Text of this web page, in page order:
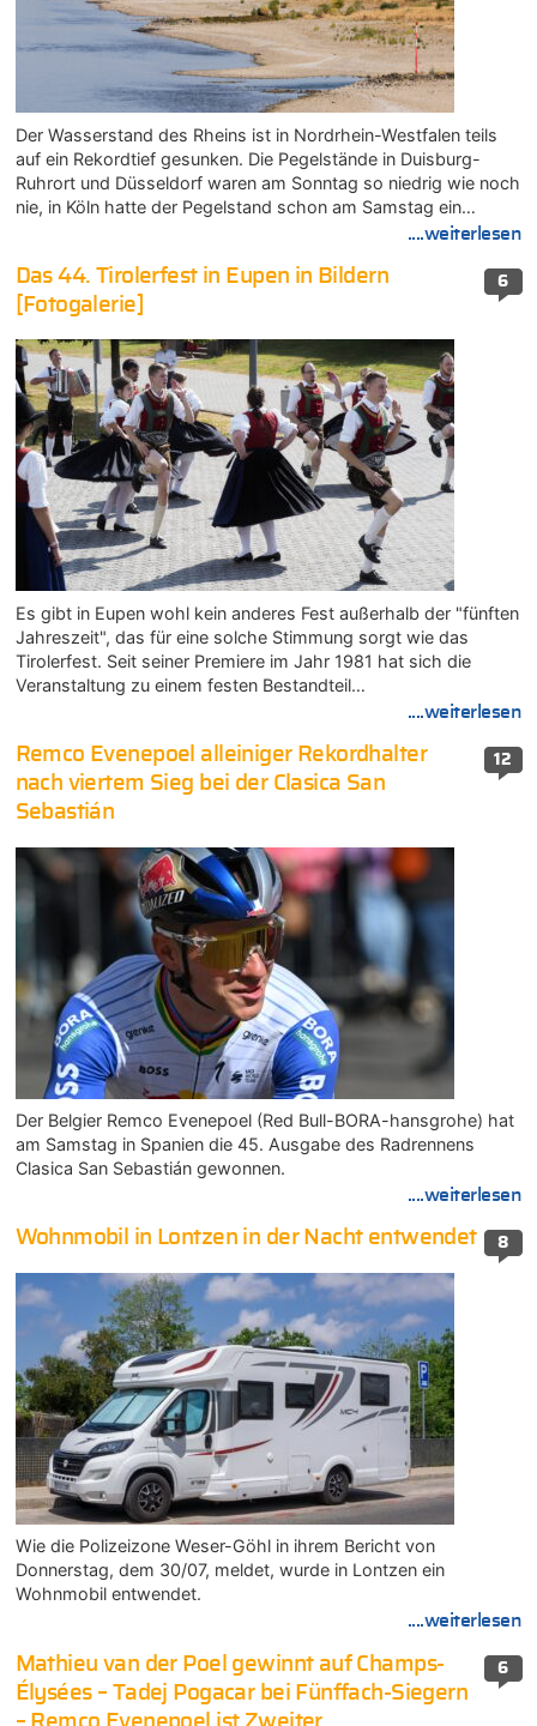
Der Wasserstand des Rheins ist in Nordrhein-Westfalen teils
auf ein Rekordtief gesunken. Die Pegelstände in Duisburg-
Ruhrort und Düsseldorf waren am Sonntag so niedrig wie noch
nie, in Köln hatte der Pegelstand schon am Samstag ein…
....weiterlesen
6
Das 44. Tirolerfest in Eupen in Bildern
[Fotogalerie]
Es gibt in Eupen wohl kein anderes Fest außerhalb der "fünften
Jahreszeit", das für eine solche Stimmung sorgt wie das
Tirolerfest. Seit seiner Premiere im Jahr 1981 hat sich die
Veranstaltung zu einem festen Bestandteil…
....weiterlesen
12
Remco Evenepoel alleiniger Rekordhalter
nach viertem Sieg bei der Clasica San
Sebastián
Der Belgier Remco Evenepoel (Red Bull-BORA-hansgrohe) hat
am Samstag in Spanien die 45. Ausgabe des Radrennens
Clasica San Sebastián gewonnen.
....weiterlesen
8
Wohnmobil in Lontzen in der Nacht entwendet
Wie die Polizeizone Weser-Göhl in ihrem Bericht von
Donnerstag, dem 30/07, meldet, wurde in Lontzen ein
Wohnmobil entwendet.
....weiterlesen
6
Mathieu van der Poel gewinnt auf Champs-
Élysées – Tadej Pogacar bei Fünffach-Siegern
– Remco Evenepoel ist Zweiter